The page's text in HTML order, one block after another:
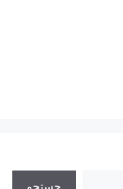
جستجو